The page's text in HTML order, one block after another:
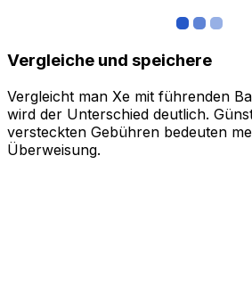
Vergleiche und speichere
Vergleicht man Xe mit führenden
wird der Unterschied deutlich.
versteckten Gebühren bedeuten
Überweisung.